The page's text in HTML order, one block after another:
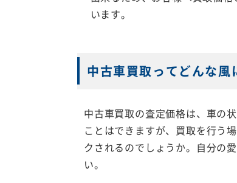
います。
中古車買取ってどんな風
中古車買取の査定価格は、車の
ことはできますが、買取を行う
クされるのでしょうか。自分の
い。